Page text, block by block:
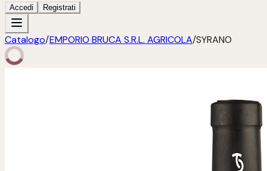
Accedi Registrati
Catalogo/EMPORIO BRUCA S.R.L. AGRICOLA/SYRANO